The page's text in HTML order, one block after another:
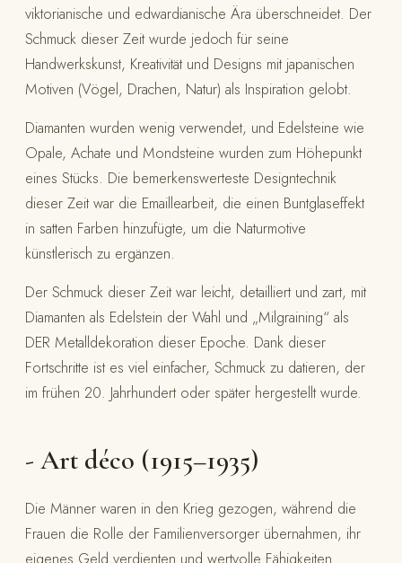
viktorianische und edwardianische Ära überschneidet. Der
Schmuck dieser Zeit wurde jedoch für seine
Handwerkskunst, Kreativität und Designs mit japanischen
Motiven (Vögel, Drachen, Natur) als Inspiration gelobt.
Diamanten wurden wenig verwendet, und Edelsteine wie
Opale, Achate und Mondsteine wurden zum Höhepunkt
eines Stücks. Die bemerkenswerteste Designtechnik
dieser Zeit war die Emaillearbeit, die einen Buntglaseffekt
in satten Farben hinzufügte, um die Naturmotive
künstlerisch zu ergänzen.
Der Schmuck dieser Zeit war leicht, detailliert und zart, mit
Diamanten als Edelstein der Wahl und „Milgraining“ als
DER Metalldekoration dieser Epoche. Dank dieser
Fortschritte ist es viel einfacher, Schmuck zu datieren, der
im frühen 20. Jahrhundert oder später hergestellt wurde.
- Art déco (1915–1935)
Die Männer waren in den Krieg gezogen, während die
Frauen die Rolle der Familienversorger übernahmen, ihr
eigenes Geld verdienten und wertvolle Fähigkeiten